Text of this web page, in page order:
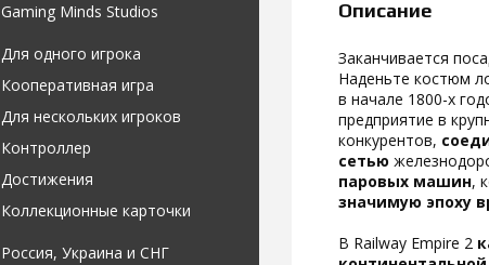
Gaming Minds Studios
Для одного игрока
Кооперативная игра
Для нескольких игроков
Контроллер
Достижения
Коллекционные карточки
Россия, Украина и СНГ
Описание
Заканчивается
Наденьте костюм
в начале 1800-х
предприятие в
конкурентов,
сетью
паровых машин,
значимую эпоху
В Railway Empire 2